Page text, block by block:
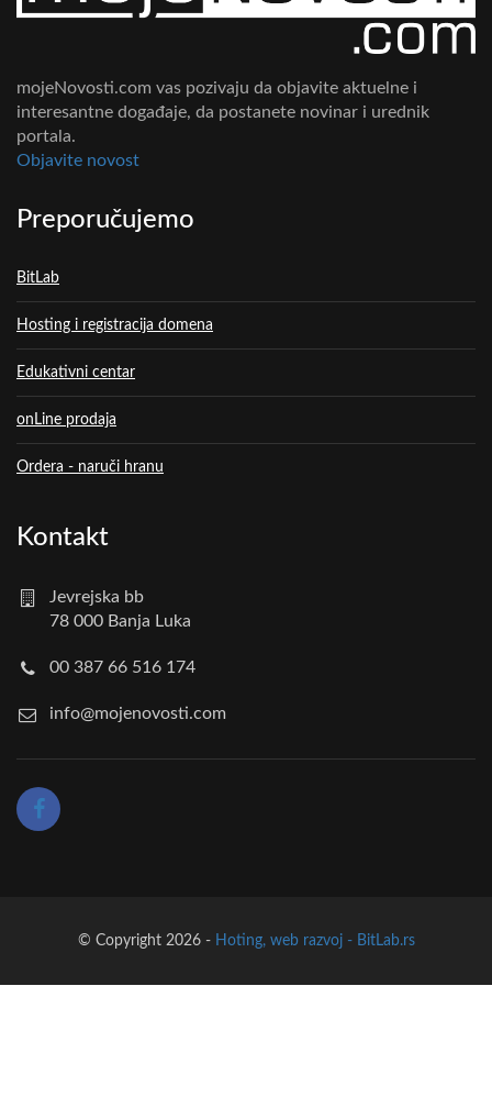
mojeNovosti.com vas pozivaju da objavite aktuelne i
interesantne događaje, da postanete novinar i urednik
portala.
Objavite novost
Preporučujemo
BitLab
Hosting i registracija domena
Edukativni centar
onLine prodaja
Ordera - naruči hranu
Kontakt
Jevrejska bb
78 000 Banja Luka
00 387 66 516 174
info@mojenovosti.com
© Copyright 2026 - Hoting, web razvoj - BitLab.rs